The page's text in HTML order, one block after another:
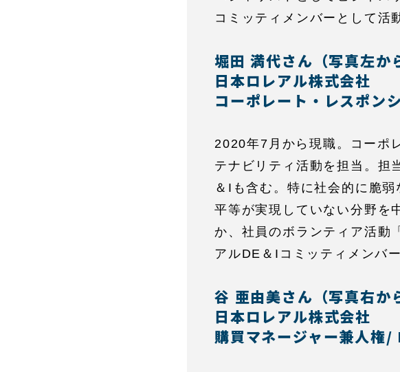
コミッティメンバーとして活
堀田 満代さん（写真左か
日本ロレアル株式会社
コーポレート・レスポン
2020年7月から現職。コーポ
テナビリティ活動を担当。担
＆Iも含む。特に社会的に脆
平等が実現していない分野を
か、社員のボランティア活動
アルDE＆Iコミッティメンバ
谷 亜由美さん（写真右か
日本ロレアル株式会社
購買マネージャー兼人権